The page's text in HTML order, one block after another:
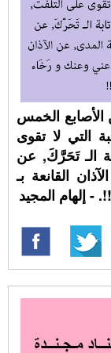
الخمس
التي لا تقوى
الـ تَحَرَّكَ, عن
القانعة بـ
إلهام المجيد